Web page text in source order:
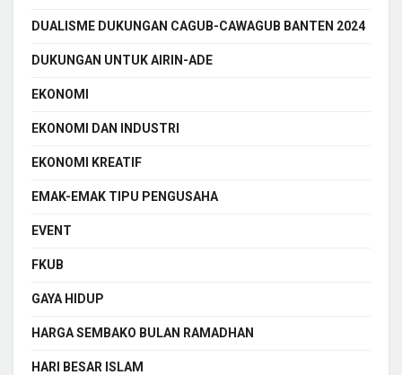
DUALISME DUKUNGAN CAGUB-CAWAGUB BANTEN 2024
DUKUNGAN UNTUK AIRIN-ADE
EKONOMI
EKONOMI DAN INDUSTRI
EKONOMI KREATIF
EMAK-EMAK TIPU PENGUSAHA
EVENT
FKUB
GAYA HIDUP
HARGA SEMBAKO BULAN RAMADHAN
HARI BESAR ISLAM